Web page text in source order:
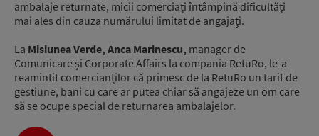
ambalaje returnate, micii comerciați întâmpină dificultăți
mai ales din cauza numărului limitat de angajați.
La Misiunea Verde, Anca Marinescu, manager de
Comunicare și Corporate Affairs la compania RetuRo, le-a
reamintit comercianților că primesc de la RetuRo un tarif de
gestiune, bani cu care ar putea chiar să angajeze un om care
să se ocupe special de returnarea ambalajelor.